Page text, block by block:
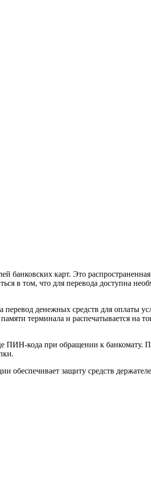
банковских карт. Это
в том, что для перевода доступна
перевод денежных средств для
терминала и распечатывается на
ПИН-кода при обращении к
обеспечивает защиту средств